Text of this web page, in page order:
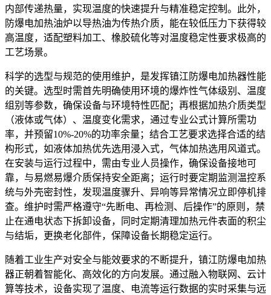
内部传递热量，实现温度的快速提升与精准稳定控制。此外，
防爆电加热油炉以导热油为传热介质，能在较低压力下获得较
高温度，适配塑料加工、橡胶硫化等对温度稳定性要求极高的
工艺场景。
科学的选型与规范的使用维护，是发挥镇江防爆电加热器性能
的关键。选型时需首先明确使用环境的爆炸性气体级别、温度
组别等参数，确保设备与环境特性匹配；再根据加热介质类型
（液体或气体）、温度变化需求，通过专业公式计算所需功
率，并预留10%-20%的功率余量；结合工艺要求选择合适的结
构形式，如液体加热优先选用浸入式，气体加热选用风道式。
在安装与运行过程中，需由专业人员操作，确保设备接地可
靠，与易燃易爆介质保持安全距离；运行时要定期监测温控系
统与外壳密封性，发现温度骤升、异响等异常情况立即停机排
查。维护时需严格遵守“先断电、再检测、后操作”的原则，禁
止在通电状态下拆卸设备，同时定期清理加热元件表面的积尘
与结垢，更换老化部件，保障设备长期稳定运行。
随着工业生产对安全与能效要求的不断提升，镇江防爆电加热
器正朝着智能化、高效化的方向发展。通过融入物联网、云计
算等技术，设备实现了温度、电流等运行数据的实时采集与远